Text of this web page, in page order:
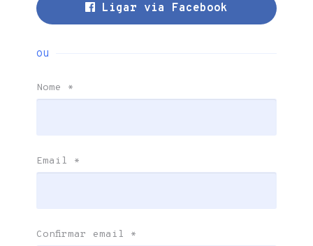
Ligar via Facebook
ou
Nome *
Email *
Confirmar email *